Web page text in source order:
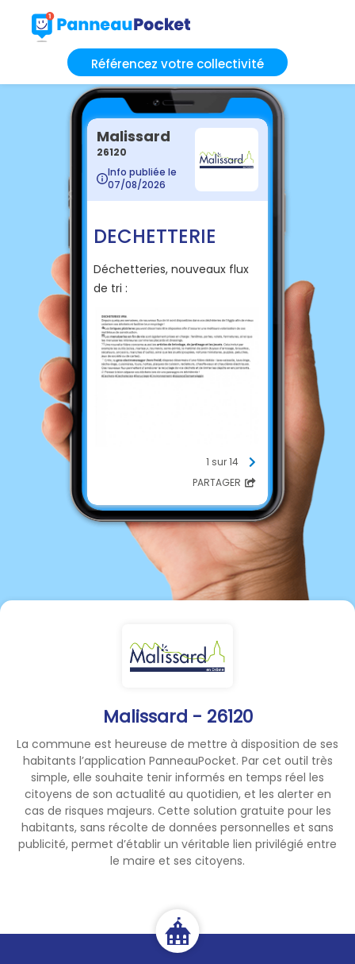
Référencez votre collectivité
Malissard - 26120
La commune est heureuse de mettre à disposition de ses
habitants l’application PanneauPocket. Par cet outil très
simple, elle souhaite tenir informés en temps réel les
citoyens de son actualité au quotidien, et les alerter en
cas de risques majeurs. Cette solution gratuite pour les
habitants, sans récolte de données personnelles et sans
publicité, permet d’établir un véritable lien privilégié entre
le maire et ses citoyens.
Malissard
26120
Info publiée le
07/08/2026
DECHETTERIE
Déchetteries, nouveaux flux
de tri :
1 sur 14
PARTAGER